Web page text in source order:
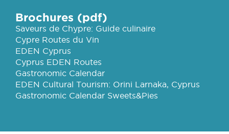
Brochures (pdf)
Saveurs de Chypre: Guide culinaire
Cypre Routes du Vin
EDEN Cyprus
Cyprus EDEN Routes
Gastronomic Calendar
EDEN Cultural Tourism: Orini Larnaka, Cyprus
Gastronomic Calendar Sweets&Pies